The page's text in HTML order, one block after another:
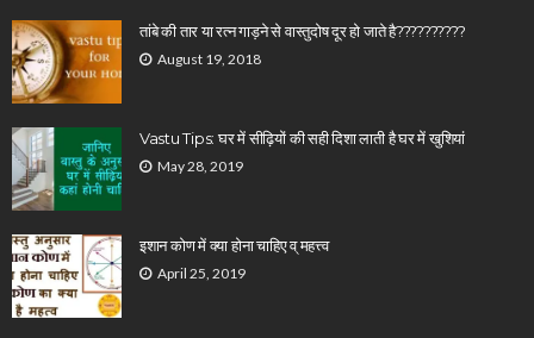
तांबे की तार या रत्न गाड़ने से वास्तुदोष दूर हो जाते है??????????
August 19, 2018
Vastu Tips: घर में सीढ़ियों की सही दिशा लाती है घर में खुशियां
May 28, 2019
इशान कोण में क्या होना चाहिए व् महत्त्व
April 25, 2019